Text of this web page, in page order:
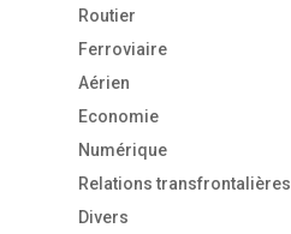
Routier
Ferroviaire
Aérien
Economie
Numérique
Relations transfrontalières
Divers